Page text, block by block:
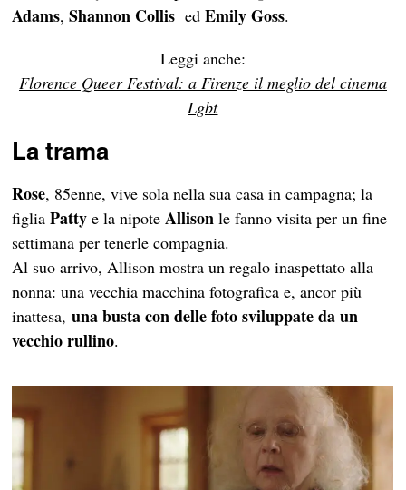
Adams,Shannon Collis edEmily Goss.
Leggi anche:
Florence Queer Festival: a Firenze il meglio del cinema
Lgbt
La trama
Rose, 85enne, vive sola nella sua casa in campagna; la
figliaPatty e la nipoteAllison le fanno visita per un fine
settimana per tenerle compagnia.
Al suo arrivo, Allison mostra un regalo inaspettato alla
nonna: una vecchia macchina fotografica e, ancor più
inattesa,una busta con delle foto sviluppate da un
vecchio rullino.